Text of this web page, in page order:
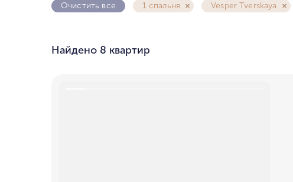
Очистить все 1 спальня Vesper Tverskaya
Найдено 8 квартир